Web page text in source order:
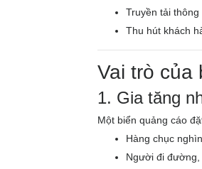
Truyền tải
Thu hút khách
Vai trò của
1. Gia tăng
Một biển quảng cáo
Hàng chục
Người đi đường,